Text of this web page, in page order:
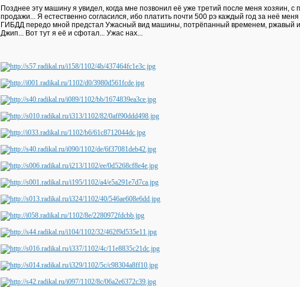
Позднее эту машину я увидел, когда мне позвонил её уже третий после меня хозяин, с
продажи... Я естественно согласился, ибо платить почти 500 рэ каждый год за неё
ГИБДД передо мной предстал Ужасный вид машины, потрёпанный временем, ржавый
Джип... Вот тут я её и сфотал... Ужас нах...